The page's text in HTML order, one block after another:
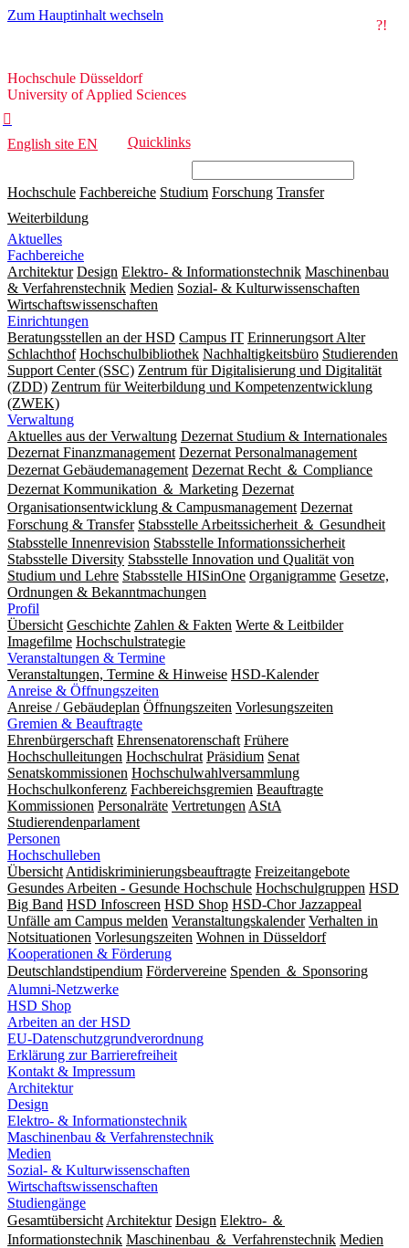
Zum Hauptinhalt wechseln
?!
Hochschule
Düsseldorf
Hochschule Düsseldorf
University of Applied Sciences

English site EN Quicklinks
Hochschule Fachbereiche Studium Forschung Transfer
Weiterbildung
Aktuelles
Fachbereiche
Architektur Design Elektro- & Informationstechnik Maschinenbau
& Verfahrenstechnik Medien Sozial- & Kulturwissenschaften
Wirtschaftswissenschaften
Einrichtungen
Beratungsstellen an der HSD Campus IT Erinnerungsort Alter
Schlachthof Hochschulbibliothek Nachhaltigkeitsbüro Studierenden
Support Center (SSC) Zentrum für Digitalisierung und Digitalität
(ZDD) Zentrum für Weiterbildung und Kompetenzentwicklung
(ZWEK)
Verwaltung
Aktuelles aus der Verwaltung Dezernat Studium & Internationales
Dezernat Finanzmanagement Dezernat Personalmanagement
Dezernat Gebäudemanagement Dezernat Recht ＆ Compliance
Dezernat Kommunikation ＆ Marketing Dezernat
Organisationsentwicklung & Campusmanagement Dezernat
Forschung & Transfer Stabsstelle Arbeitssicherheit ＆ Gesundheit
Stabsstelle Innenrevision Stabsstelle In­for­ma­ti­ons­sicher­heit
Stabsstelle Diversity Stabsstelle Innovation und Qualität von
Studium und Lehre Stabsstelle HISinOne Organigramme Gesetze,
Ordnungen & Bekanntmachungen
Profil
Übersicht Geschichte Zahlen & Fakten Werte & Leitbilder
Imagefilme Hochschulstrategie
Veranstaltungen & Termine
Veranstaltungen, Termine & Hinweise HSD-Kalender
Anreise & Öffnungszeiten
Anreise / Gebäudeplan Öffnungszeiten Vorlesungszeiten
Gremien & Beauftragte
Ehrenbürgerschaft Ehrensenatorenschaft Frühere
Hochschulleitungen Hochschulrat Präsidium Senat
Senatskommissionen Hochschulwahlversammlung
Hochschulkonferenz Fachbereichsgremien Beauftragte
Kommissionen Personalräte Vertretungen AStA
Studierendenparlament
Personen
Hochschulleben
Übersicht Antidiskriminierungsbeauftragte Freizeitangebote
Gesundes Arbeiten - Gesunde Hochschule Hochschulgruppen HSD
Big Band HSD Infoscreen HSD Shop HSD-Chor Jazzappeal
Unfälle am Campus melden Veranstaltungskalender Verhalten in
Notsituationen Vorlesungszeiten Wohnen in Düsseldorf
Kooperationen & Förderung
Deutschlandstipendium Fördervereine Spenden ＆ Sponsoring
Alumni-Netzwerke
HSD Shop
Arbeiten an der HSD
EU-Datenschutzgrundverordnung
Erklärung zur Barrierefreiheit
Kontakt & Impressum
Architektur
Design
Elektro- & Informationstechnik
Maschinenbau & Verfahrenstechnik
Medien
Sozial- & Kulturwissenschaften
Wirtschaftswissenschaften
Studiengänge
Gesamtübersicht Architektur Design Elektro- ＆
Informationstechnik Maschinenbau ＆ Verfahrenstechnik Medien